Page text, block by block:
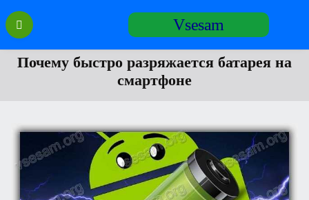
Перейти
содержанию
Vsesam
Почему быстро разряжается батарея на
смартфоне